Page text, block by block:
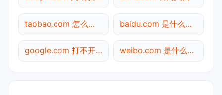
taobao.com 怎么进入 baidu.com 是什么网站
google.com 打不开检测 weibo.com 是什么网站